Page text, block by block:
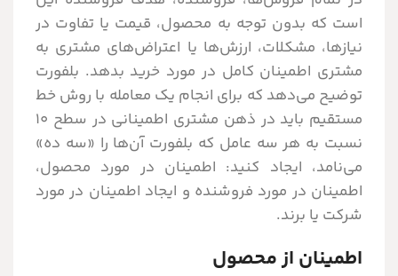
است که بدون توجه به محصول، قیمت یا تفاوت در
نیازها، مشکلات، ارزش‌ها یا اعتراض‌های مشتری به
مشتری اطمینان کامل در مورد خرید بدهد. بلفورت
توضیح می‌دهد که برای انجام یک معامله با روش خط
مستقیم باید در ذهن مشتری اطمینانی در سطح 10
نسبت به هر سه عامل که بلفورت آن‌ها را «سه ده»
می‌نامد، ایجاد کنید: اطمینان در مورد محصول،
اطمینان در مورد فروشنده و ایجاد اطمینان در مورد
شرکت یا برند.
اطمینان از محصول